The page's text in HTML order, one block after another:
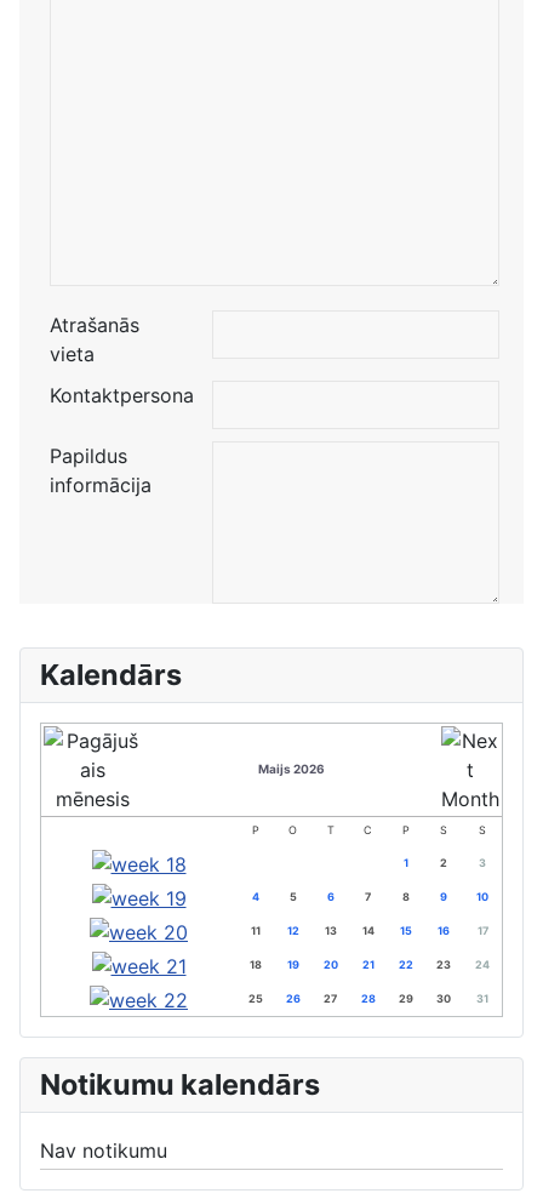
Atrašanās
vieta
Kontaktpersona
Papildus
informācija
Kalendārs
Maijs 2026
P O T C P S S
1 2 3
4 5 6 7 8 9 10
11 12 13 14 15 16 17
18 19 20 21 22 23 24
25 26 27 28 29 30 31
Notikumu kalendārs
Nav notikumu